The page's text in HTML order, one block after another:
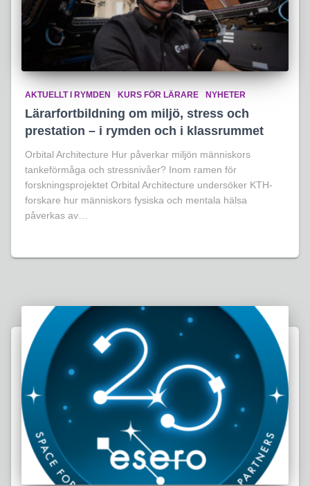
AKTUELLT I RYMDEN KURS FÖR LÄRARE NYHETER
Lärarfortbildning om miljö, stress och
prestation – i rymden och i klassrummet
Orbital Architecture Hur påverkar miljön människors
tankeförmåga och stressnivåer? Inom ramen för
forskningsprojektet Orbital Architecture undersöker KTH-
forskare hur människors fysiska och mentala hälsa
påverkas av…